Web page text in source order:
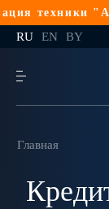
техники
RU EN BY
Главная